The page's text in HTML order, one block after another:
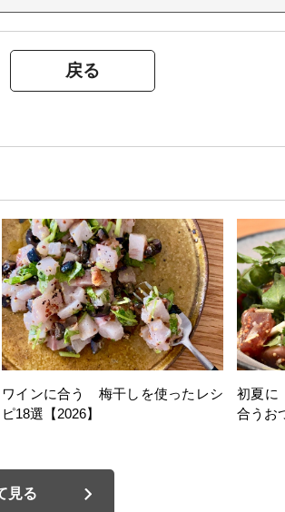
戻る
ワインに合う 梅干しを使ったレシ
ピ18選【2026】
初夏に
合うお
見る